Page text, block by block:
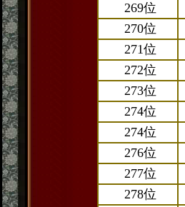
269位
270位
271位
272位
273位
274位
274位
276位
277位
278位